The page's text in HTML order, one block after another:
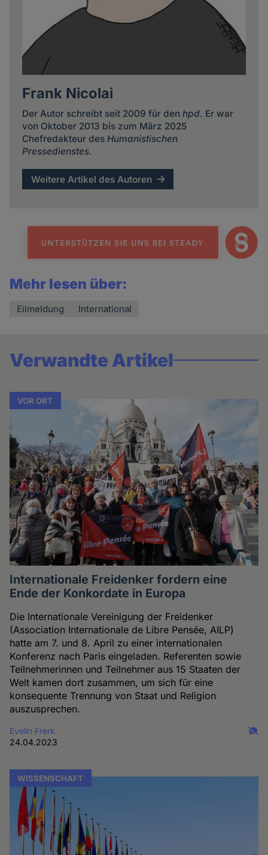
Frank Nicolai
Der Autor schreibt seit 2009 für den hpd. Er war
von Oktober 2013 bis zum März 2025
Chefredakteur des Humanistischen
Pressedienstes.
Weitere Artikel des Autoren
Mehr lesen über:
Eilmeldung International
Verwandte Artikel
VOR ORT
Internationale Freidenker fordern eine
Ende der Konkordate in Europa
Die Internationale Vereinigung der Freidenker
(Association Internationale de Libre Pensée, AILP)
hatte am 7. und 8. April zu einer internationalen
Konferenz nach Paris eingeladen. Referenten sowie
Teilnehmerinnen und Teilnehmer aus 15 Staaten der
Welt kamen dort zusammen, um sich für eine
konsequente Trennung von Staat und Religion
auszusprechen.
Evelin Frerk
24.04.2023
WISSENSCHAFT